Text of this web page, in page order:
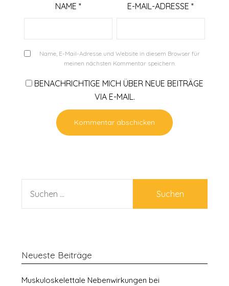
NAME* E-MAIL-ADRESSE*
Name, E-Mail-Adresse und Website in diesem Browser für
meinen nächsten Kommentar speichern.
BENACHRICHTIGE MICH ÜBER NEUE BEITRÄGE
VIA E-MAIL.
NACH:
Neueste Beiträge
Muskuloskelettale Nebenwirkungen bei